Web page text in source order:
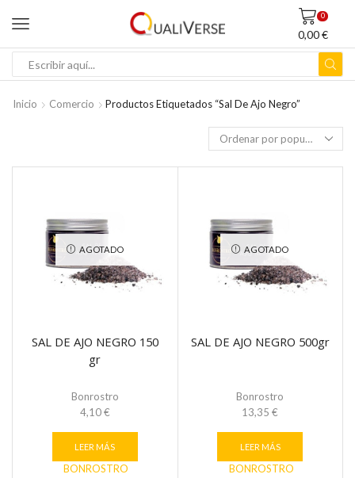
0
0,00€
BÚSQUEDA
Inicio Comercio Productos Etiquetados “sal De Ajo Negro”
AGOTADO
SAL DE AJO NEGRO 150
gr
Bonrostro
4,10€
LEER MÁS
BONROSTRO
AGOTADO
SAL DE AJO NEGRO 500gr
Bonrostro
13,35€
LEER MÁS
BONROSTRO